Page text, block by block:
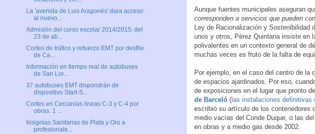
Aunque fuentes municipales aseguran
corresponden a servicios que pueden
Ley de Racionalización y
unos y otros, Pérez Quintana insiste en
polivalentes en un contexto general de
muchas veces es fruto de la falta de
Por ejemplo, en el caso del centro de la
de espacios ajardinados. Por eso,
de exposiciones en el lugar que pronto
de Barceló ( las instalaciones definitivas
escribió su artículo de los contenedores
medio vacías del Conde Duque, o las del
en obras y a medio gas desde 2002.
La 'avenida de Luis Aragonés' dara acceso
al nuevo...
Admisión del curso escolar 2014/2015: del
23 de ab...
Cortes de tráfico y refuerzo EMT por desfile
de Ca...
Información en tiempo real de autobuses
de San Lor...
37 autobuses EMT dispondrán de
dispositivo Start-S...
Cortes en Cercanías líneas C-3 y C-4 por
obras. 1 ...
Insignias Sanitarias de Plata y Oro a
profesionale...